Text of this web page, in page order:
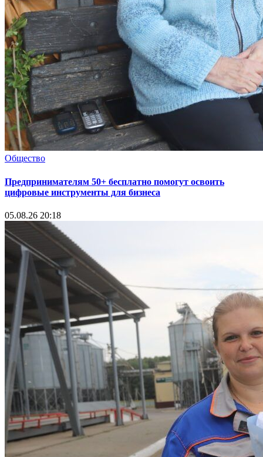
Общество
Предпринимателям 50+ бесплатно помогут освоить
цифровые инструменты для бизнеса
05.08.26 20:18